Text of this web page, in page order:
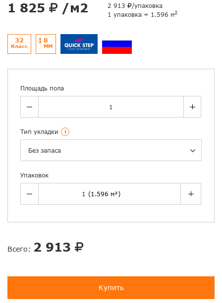
1 825 /м2 2 913
/упаковка
1 упаковка = 1.596 м2
32
Класс
8
ММ
Площадь пола
Тип укладки i
Без запаса
Упаковок
Всего: 2 913
Купить